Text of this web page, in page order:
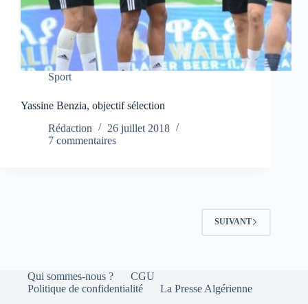
Sport
Yassine Benzia, objectif sélection
Rédaction
26 juillet 2018
7 commentaires
SUIVANT
Qui sommes-nous ?
CGU
Politique de confidentialité
La Presse Algérienne